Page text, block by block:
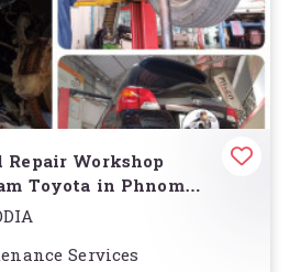
Repair Workshop
Toyota in Phnom
Services